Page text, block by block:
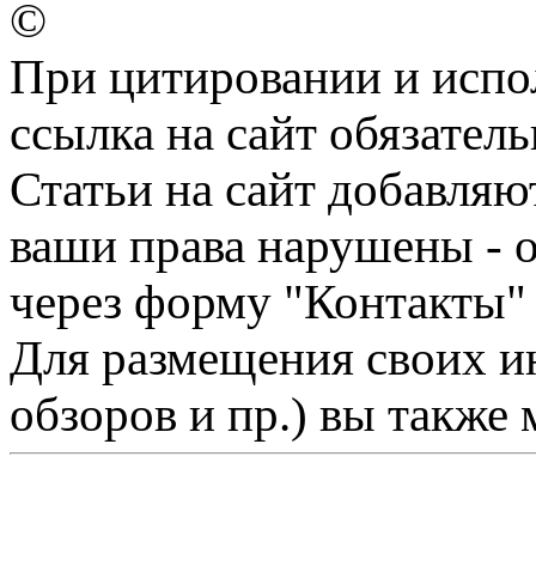
©
При цитировании и
ссылка на сайт
Статьи на сайт
ваши права нарушены -
через форму "Контакты"
Для размещения своих
обзоров и пр.) вы также